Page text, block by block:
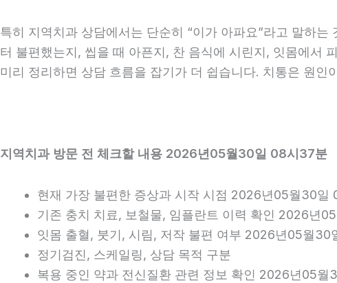
특히 지역치과 상담에서는 단순히 “이가 아파요”라고 말하
터 불편했는지, 씹을 때 아픈지, 찬 음식에 시린지, 잇몸에서
미리 정리하면 상담 흐름을 잡기가 더 쉽습니다. 치통은 원
지역치과 방문 전 체크할 내용 2026년05월30일 08시37분
현재 가장 불편한 증상과 시작 시점 2026년05월30일
기존 충치 치료, 보철물, 임플란트 이력 확인 2026년
잇몸 출혈, 붓기, 시림, 저작 불편 여부 2026년05월30
정기검진, 스케일링, 상담 목적 구분
복용 중인 약과 전신질환 관련 정보 확인 2026년05월